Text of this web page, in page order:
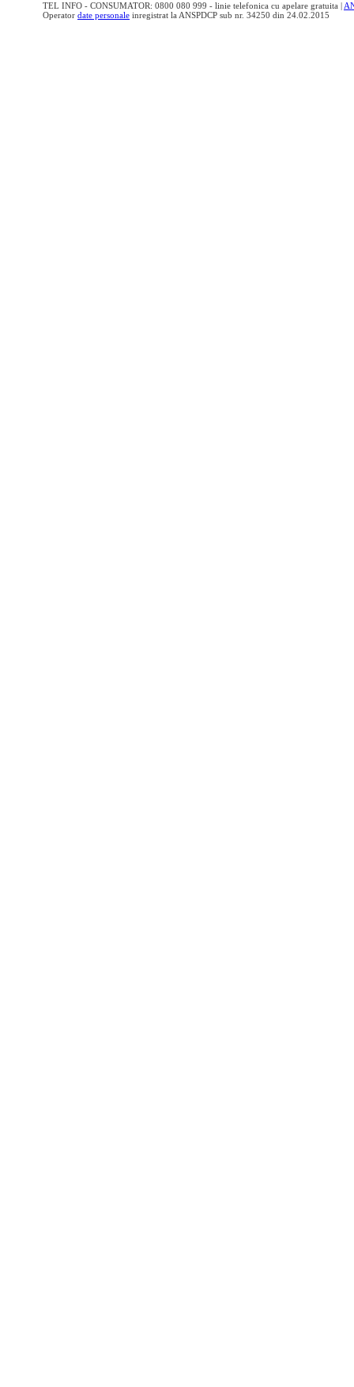
TEL INFO - CONSUMATOR: 0800 080 999 - linie telefonica cu apelare gratuita |
Operator date personale inregistrat la ANSPDCP sub nr. 34250 din 24.02.2015